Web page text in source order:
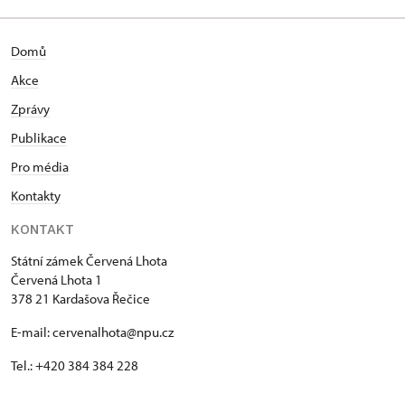
Domů
Akce
Zprávy
Publikace
Pro média
Kontakty
KONTAKT
Státní zámek Červená Lhota
Červená Lhota 1
378 21 Kardašova Řečice
E-mail: cervenalhota@npu.cz
Tel.: +420 384 384 228